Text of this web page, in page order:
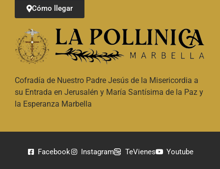
Cómo llegar
Cofradía de Nuestro Padre Jesús de la Misericordia a
su Entrada en Jerusalén y María Santísima de la Paz y
la Esperanza Marbella
Facebook Instagram TeVienes Youtube